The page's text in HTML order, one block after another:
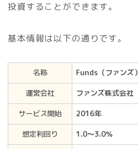
投資することができます。
基本情報は以下の通りです。
名称
Funds（ファンズ）
運営会社
ファンズ株式会社
サービス開始
2016年
想定利回り
1.0～3.0％